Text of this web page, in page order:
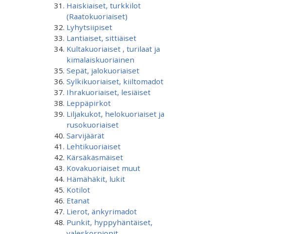
Haiskiaiset, turkkilot
(Raatokuoriaiset)
Lyhytsiipiset
Lantiaiset, sittiäiset
Kultakuoriaiset , turilaat ja
kimalaiskuoriainen
Sepät, jalokuoriaiset
Sylkikuoriaiset, kiiltomadot
Ihrakuoriaiset, lesiäiset
Leppäpirkot
Liljakukot, helokuoriaiset ja
rusokuoriaiset
Sarvijäärät
Lehtikuoriaiset
Kärsäkäsmäiset
Kovakuoriaiset muut
Hämähäkit, lukit
Kotilot
Etanat
Lierot, änkyrimadot
Punkit, hyppyhäntäiset,